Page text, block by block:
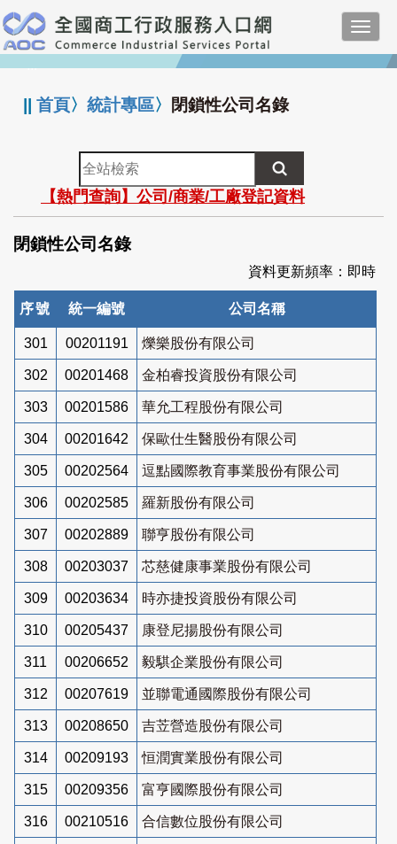
跳
到
主
要
:::
||首頁〉統計專區〉 閉鎖性公司名錄
全
站
檢
索
【熱門查詢】公司/商業/工廠登記資料
閉鎖性公司名錄
資料更新頻率：即時
序號 統一編號 公司名稱
301 00201191 爍樂股份有限公司
302 00201468 金柏睿投資股份有限公司
303 00201586 華允工程股份有限公司
304 00201642 保歐仕生醫股份有限公司
305 00202564 逗點國際教育事業股份有限公司
306 00202585 羅新股份有限公司
307 00202889 聯亨股份有限公司
308 00203037 芯慈健康事業股份有限公司
309 00203634 時亦捷投資股份有限公司
310 00205437 康登尼揚股份有限公司
311 00206652 毅騏企業股份有限公司
312 00207619 並聯電通國際股份有限公司
313 00208650 吉苙營造股份有限公司
314 00209193 恒潤實業股份有限公司
315 00209356 富亨國際股份有限公司
316 00210516 合信數位股份有限公司